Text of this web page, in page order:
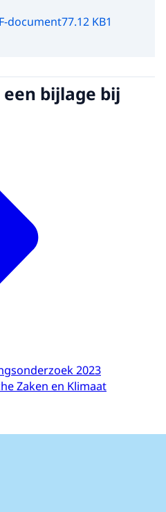
document77.12 KB1
bijlage bij
2023
Zaken en Klimaat